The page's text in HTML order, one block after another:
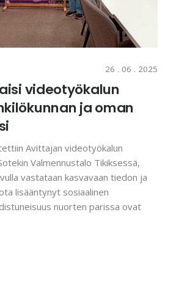
26 . 06 . 2025
videotyökalun
ja oman
Avittajan videotyökalun
Valmennustalo Tikiksessä,
vastataan kasvavaan tiedon ja
lisääntynyt sosiaalinen
nuorten parissa ovat